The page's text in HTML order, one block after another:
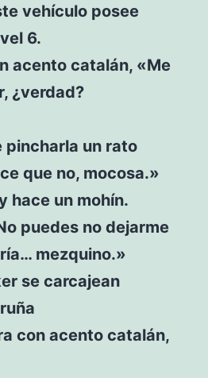
vehículo posee
6.
acento catalán, «Me
¿verdad?
pincharla un rato
que no, mocosa.»
hace un mohín.
puedes no dejarme
mezquino.»
se carcajean
con acento catalán,